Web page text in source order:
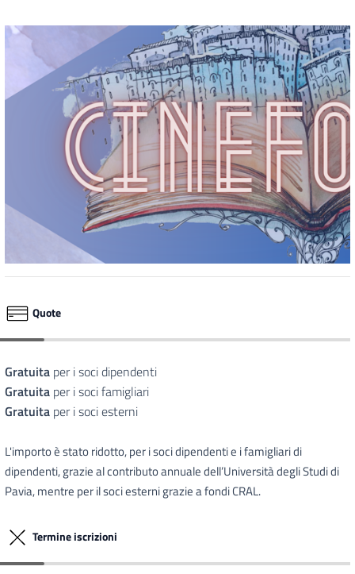
Quote
Gratuita per i soci dipendenti
Gratuita per i soci famigliari
Gratuita per i soci esterni
L'importo è stato ridotto, per i soci dipendenti e i famigliari di
dipendenti, grazie al contributo annuale dell’Università degli Studi di
Pavia, mentre per il soci esterni grazie a fondi CRAL.
Termine iscrizioni